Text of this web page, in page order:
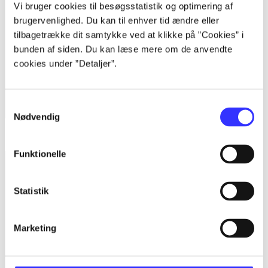
Vi bruger cookies til besøgsstatistik og optimering af
brugervenlighed. Du kan til enhver tid ændre eller
tilbagetrække dit samtykke ved at klikke på ”Cookies” i
bunden af siden. Du kan læse mere om de anvendte
cookies under ”Detaljer”.
Nødvendig
Funktionelle
Statistik
Marketing